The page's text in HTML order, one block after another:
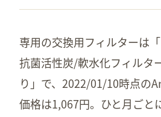
専用の交換用フィルターは
抗菌活性炭/軟水化フィルタ
り」で、2022/01/10時点の
価格は1,067円。ひと月ごと